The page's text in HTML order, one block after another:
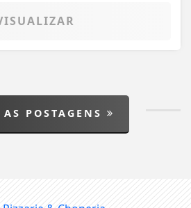
AS POSTAGENS